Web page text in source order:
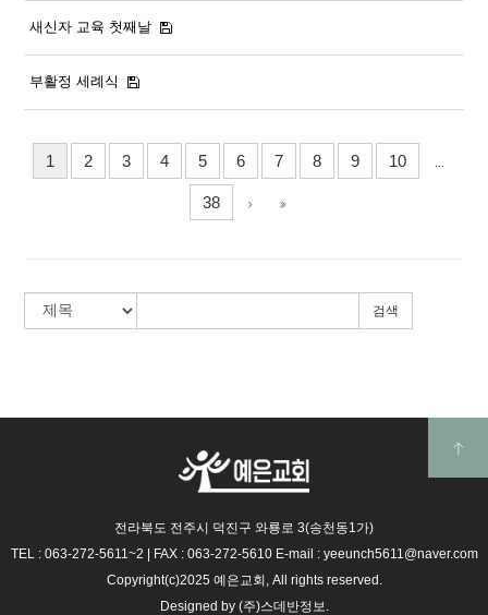
새신자 교육 첫째날
부활정 세례식
1 2 3 4 5 6 7 8 9 10
38
검색
전라북도 전주시 덕진구 와룡로 3(송천동1가)
TEL : 063-272-5611~2
FAX : 063-272-5610 E-mail : yeeunch5611@naver.com
Copyright(c)2025 예은교회, All rights reserved.
Designed by (주)스데반정보.